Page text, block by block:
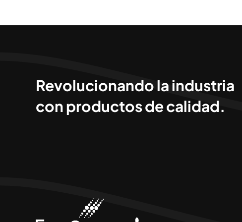
Revolucionando la industria
con productos de calidad.